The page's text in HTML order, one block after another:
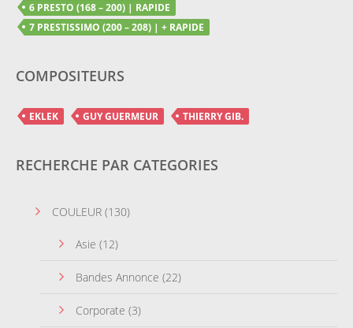
6 PRESTO (168 – 200) | RAPIDE
7 PRESTISSIMO (200 – 208) | + RAPIDE
COMPOSITEURS
EKLEK GUY GUERMEUR THIERRY GIB.
RECHERCHE PAR CATEGORIES
COULEUR (130)
Asie (12)
Bandes Annonce (22)
Corporate (3)